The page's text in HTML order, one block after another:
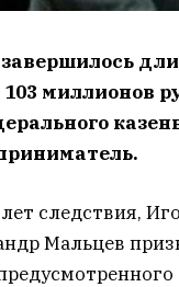
миллионов
следствия,
Мальцев